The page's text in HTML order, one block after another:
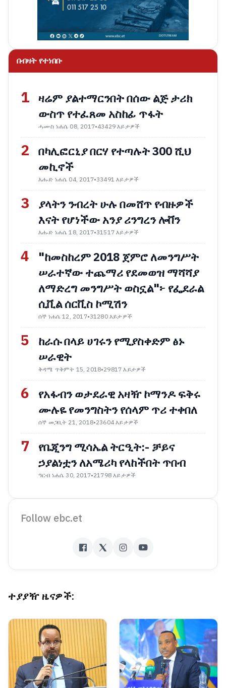
በብዛት የተነበቡ
1 ዛሬም ያልተማርንበት በሰው ልጅ ታሪክ
ውስጥ የተፈጸመ አስከፊ ጥፋት
ሓሙስ ነሐሴ 08, 2017•43429 እይታዎች
2 በካሊፎርኒያ በርሃ የተጣሉት 300 ሺህ
መኪኖች
እሑድ ነሐሴ 04, 2017•33491 እይታዎች
3
ያላትን ንብረት ሁሉ በመሸጥ የብዙዎች
እናት የሆነችው አንያ ሪንግረን ሎቨን
እሑድ ነሐሴ 18, 2017•31517 እይታዎች
4
"ከመስከረም 2018 ጀምሮ ለመንግሥት
ሠራተኛው ተጨማሪ የደመወዝ ማሻሻያ
ለማድረግ መንግሥት ወስኗል"፦ የፌደራል
ሲቪል ሰርቪስ ኮሚሽን
ሰኞ ነሐሴ 12, 2017•31280 እይታዎች
5
ከራሱ በላይ ሀገሩን የሚያስቀድም ፅኑ
ሠራዊት
ቅዳሜ ጥቅምት 15, 2018•29817 እይታዎች
6
የአፋብን ወታደራዊ አዛዥ ኮማንዶ ፍቅሩ
ሙሉዬ የመንግስትን የሰላም ጥሪ ተቀበለ
ሰኞ መጋቢት 21, 2018•23604 እይታዎች
7
የቤጂንግ ሚሳኤል ትርዒት:- ቻይና
ኃያልነቷን ለአሜሪካ የላከችበት ጥበብ
ዓርብ ነሐሴ 30, 2017•21798 እይታዎች
Follow ebc.et
ተያያዥ ዜናዎች: